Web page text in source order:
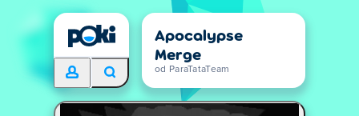
Apocalypse
Merge
od ParaTataTeam